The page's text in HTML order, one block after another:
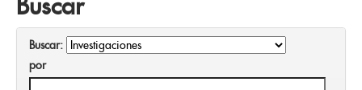
Buscar:
por